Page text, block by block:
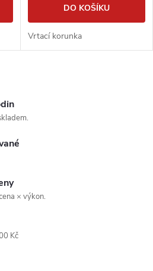
DO KOŠÍKU
Vrtací korunka
× výkon.
Kč